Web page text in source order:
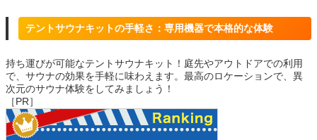
テントサウナキットの手軽さ：専用機器で本格的な体験
持ち運びが可能なテントサウナキット！庭先やアウトドアでの利用
で、サウナの効果を手軽に味わえます。最高のロケーションで、異
次元のサウナ体験をしてみましょう！
［PR］